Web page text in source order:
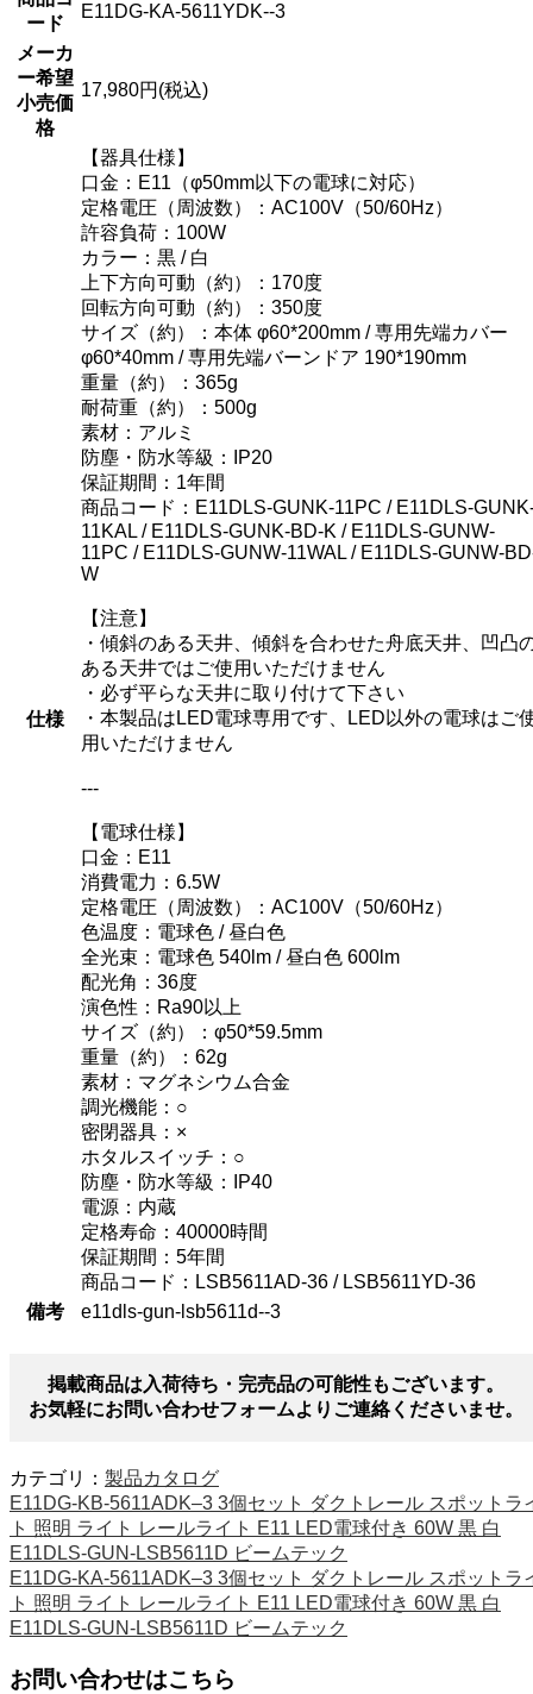
ード
E11DG-KA-5611YDK--3
メーカ
ー希望
小売価
格
17,980円(税込)
仕様
【器具仕様】
口金：E11（φ50mm以下の電球に対応）
定格電圧（周波数）：AC100V（50/60Hz）
許容負荷：100W
カラー：黒 / 白
上下方向可動（約）：170度
回転方向可動（約）：350度
サイズ（約）：本体 φ60*200mm / 専用先端カバー
φ60*40mm / 専用先端バーンドア 190*190mm
重量（約）：365g
耐荷重（約）：500g
素材：アルミ
防塵・防水等級：IP20
保証期間：1年間
商品コード：E11DLS-GUNK-11PC / E11DLS-
11KAL / E11DLS-GUNK-BD-K / E11DLS-GUNW-
11PC / E11DLS-GUNW-11WAL / E11DLS-GUNW-
W
【注意】
・傾斜のある天井、傾斜を合わせた舟底天井、凹凸
ある天井ではご使用いただけません
・必ず平らな天井に取り付けて下さい
・本製品はLED電球専用です、LED以外の電球はご
用いただけません
---
【電球仕様】
口金：E11
消費電力：6.5W
定格電圧（周波数）：AC100V（50/60Hz）
色温度：電球色 / 昼白色
全光束：電球色 540lm / 昼白色 600lm
配光角：36度
演色性：Ra90以上
サイズ（約）：φ50*59.5mm
重量（約）：62g
素材：マグネシウム合金
調光機能：○
密閉器具：×
ホタルスイッチ：○
防塵・防水等級：IP40
電源：内蔵
定格寿命：40000時間
保証期間：5年間
商品コード：LSB5611AD-36 / LSB5611YD-36
備考
e11dls-gun-lsb5611d--3
掲載商品は入荷待ち・完売品の可能性もございます。
お気軽にお問い合わせフォームよりご連絡くださいませ。
カテゴリ： 製品カタログ
E11DG-KB-5611ADK–3 3個セット ダクトレール スポットラ
ト 照明 ライト レールライト E11 LED電球付き 60W 黒 白
E11DLS-GUN-LSB5611D ビームテック
E11DG-KA-5611ADK–3 3個セット ダクトレール スポットラ
ト 照明 ライト レールライト E11 LED電球付き 60W 黒 白
E11DLS-GUN-LSB5611D ビームテック
お問い合わせはこちら